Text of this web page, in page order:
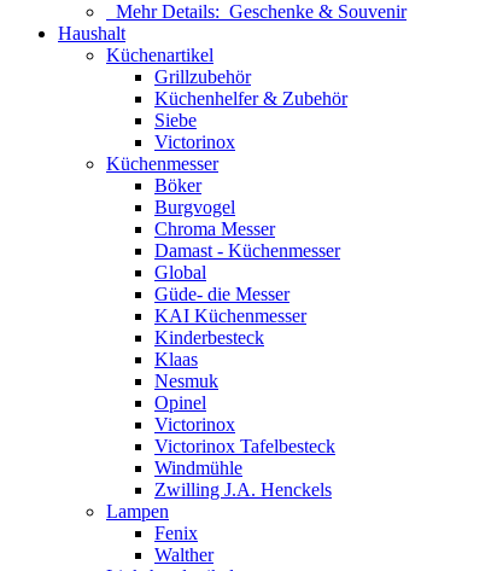
Mehr Details: Geschenke & Souvenir
Haushalt
Küchenartikel
Grillzubehör
Küchenhelfer & Zubehör
Siebe
Victorinox
Küchenmesser
Böker
Burgvogel
Chroma Messer
Damast - Küchenmesser
Global
Güde- die Messer
KAI Küchenmesser
Kinderbesteck
Klaas
Nesmuk
Opinel
Victorinox
Victorinox Tafelbesteck
Windmühle
Zwilling J.A. Henckels
Lampen
Fenix
Walther